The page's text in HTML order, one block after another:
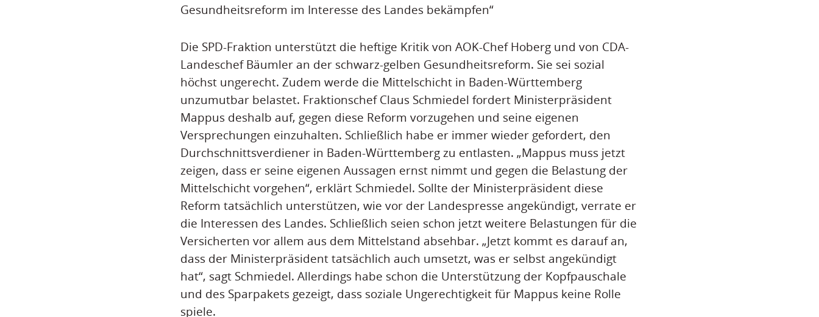
Gesundheitsreform im Interesse des Landes bekämpfen“
Die SPD-Fraktion unterstützt die heftige Kritik von AOK-Chef Hoberg und von CDA-
Landeschef Bäumler an der schwarz-gelben Gesundheitsreform. Sie sei sozial
höchst ungerecht. Zudem werde die Mittelschicht in Baden-Württemberg
unzumutbar belastet. Fraktionschef Claus Schmiedel fordert Ministerpräsident
Mappus deshalb auf, gegen diese Reform vorzugehen und seine eigenen
Versprechungen einzuhalten. Schließlich habe er immer wieder gefordert, den
Durchschnittsverdiener in Baden-Württemberg zu entlasten. „Mappus muss jetzt
zeigen, dass er seine eigenen Aussagen ernst nimmt und gegen die Belastung der
Mittelschicht vorgehen“, erklärt Schmiedel. Sollte der Ministerpräsident diese
Reform tatsächlich unterstützen, wie vor der Landespresse angekündigt, verrate er
die Interessen des Landes. Schließlich seien schon jetzt weitere Belastungen für die
Versicherten vor allem aus dem Mittelstand absehbar. „Jetzt kommt es darauf an,
dass der Ministerpräsident tatsächlich auch umsetzt, was er selbst angekündigt
hat“, sagt Schmiedel. Allerdings habe schon die Unterstützung der Kopfpauschale
und des Sparpakets gezeigt, dass soziale Ungerechtigkeit für Mappus keine Rolle
spiele.